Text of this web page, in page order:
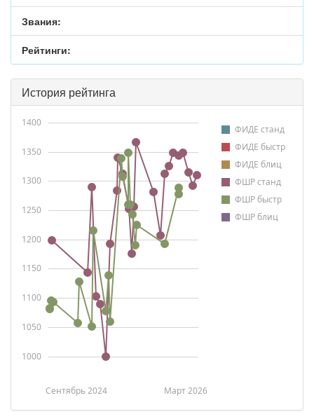
Звания:
Рейтинги:
История рейтинга
ФИДЕ станд
ФИДЕ быстр
ФИДЕ блиц
ФШР станд
ФШР быстр
ФШР блиц
Сентябрь 2024 Март 2026
1000
1050
1100
1150
1200
1250
1300
1350
1400